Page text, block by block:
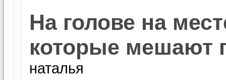
На голове на
которые мешают
наталья